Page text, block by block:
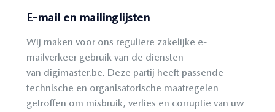
E-mail en mailinglijsten
Wij maken voor ons reguliere zakelijke e-
mailverkeer gebruik van de diensten
van digimaster.be. Deze partij heeft passende
technische en organisatorische maatregelen
getroffen om misbruik, verlies en corruptie van uw